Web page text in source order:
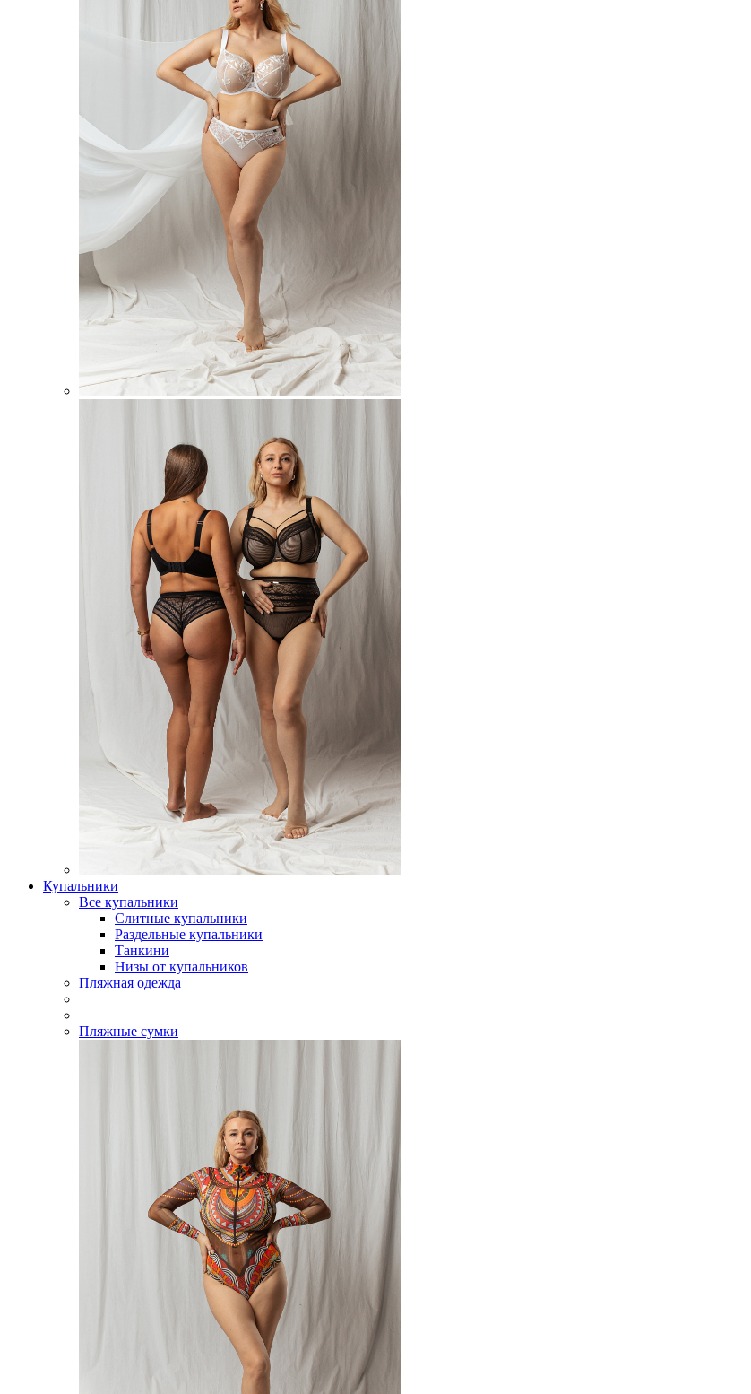
Купальники
Все купальники
Слитные купальники
Раздельные купальники
Танкини
Низы от купальников
Пляжная одежда
Пляжные сумки